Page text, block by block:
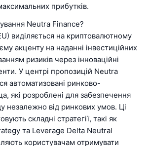
прибутків.
Neutra Finance?
виділяється на криптовалютному
акценту на наданні інвестиційних
ризиків через інноваційні
У центрі пропозицій Neutra
автоматизовані ринково-
які розроблені для забезпечення
незалежно від ринкових умов. Ці
складні стратегії, такі як
та Leverage Delta Neutral
користувачам отримувати